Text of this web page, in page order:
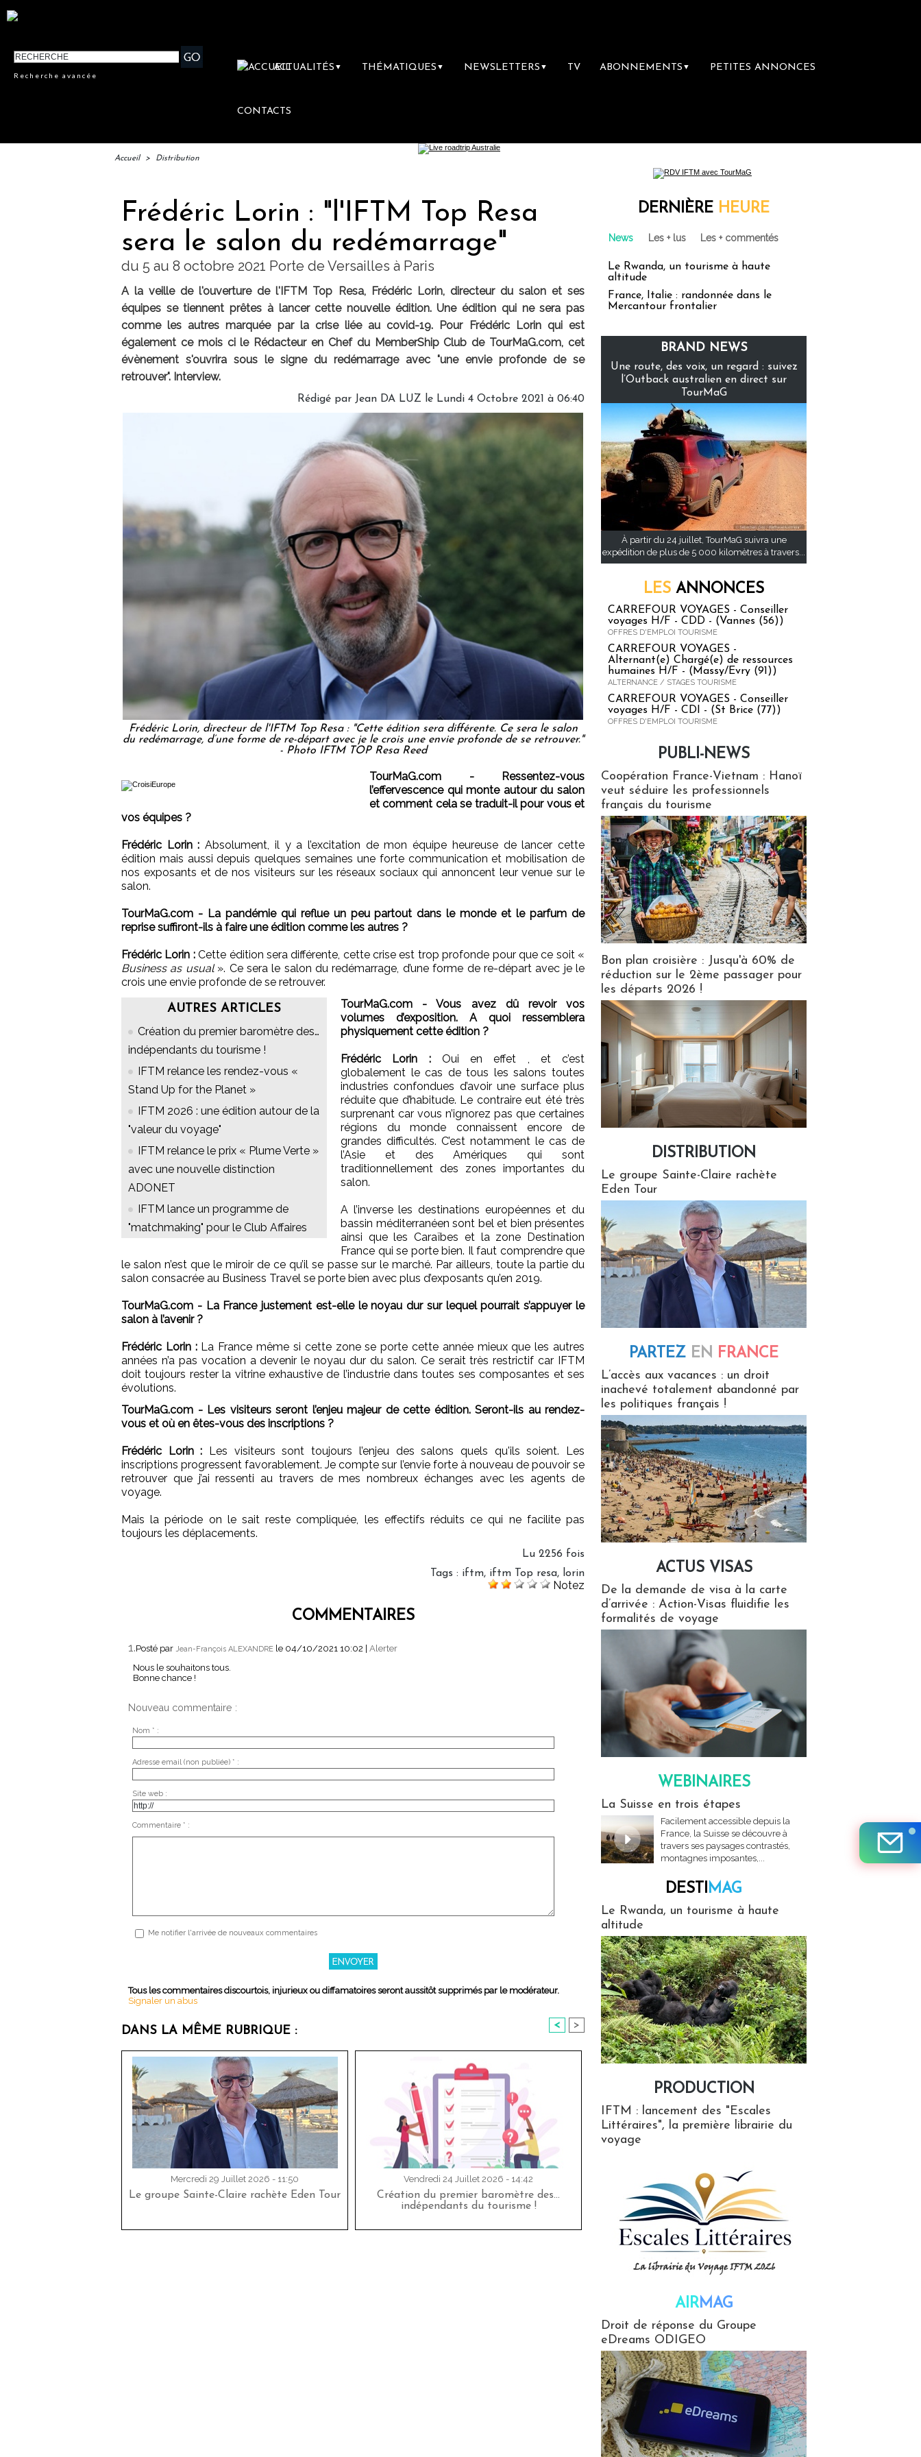
Recherche avancée
ACTUALITÉS ▼ THÉMATIQUES ▼ NEWSLETTERS ▼ TV ABONNEMENTS ▼ PETITES ANNONCES
CONTACTS
Accueil > Distribution
Frédéric Lorin : "l'IFTM Top Resa
sera le salon du redémarrage"
du 5 au 8 octobre 2021 Porte de Versailles à Paris
A la veille de l'ouverture de l'IFTM Top Resa, Frédéric Lorin, directeur du salon et ses
équipes se tiennent prêtes à lancer cette nouvelle édition. Une édition qui ne sera pas
comme les autres marquée par la crise liée au covid-19. Pour Frédéric Lorin qui est
également ce mois ci le Rédacteur en Chef du MemberShip Club de TourMaG.com, cet
évènement s'ouvrira sous le signe du redémarrage avec "une envie profonde de se
retrouver". Interview.
Rédigé par Jean DA LUZ le Lundi 4 Octobre 2021 à 06:40
Frédéric Lorin, directeur de l'IFTM Top Resa : "Cette édition sera différente. Ce sera le salon
du redémarrage, d’une forme de re-départ avec je le crois une envie profonde de se retrouver."
- Photo IFTM TOP Resa Reed
TourMaG.com - Ressentez-vous
l’effervescence qui monte autour du salon
et comment cela se traduit-il pour vous et
vos équipes ?
Frédéric Lorin : Absolument, il y a l’excitation de mon équipe heureuse de lancer cette
édition mais aussi depuis quelques semaines une forte communication et mobilisation de
nos exposants et de nos visiteurs sur les réseaux sociaux qui annoncent leur venue sur le
salon.
TourMaG.com - La pandémie qui reflue un peu partout dans le monde et le parfum de
reprise suffiront-ils à faire une édition comme les autres ?
Frédéric Lorin :Cette édition sera différente, cette crise est trop profonde pour que ce soit «
Business as usual». Ce sera le salon du redémarrage, d’une forme de re-départ avec je le
crois une envie profonde de se retrouver.
AUTRES ARTICLES
Création du premier baromètre des…
indépendants du tourisme !
IFTM relance les rendez-vous «
Stand Up for the Planet »
IFTM 2026 : une édition autour de la
"valeur du voyage"
IFTM relance le prix « Plume Verte »
avec une nouvelle distinction
ADONET
IFTM lance un programme de
"matchmaking" pour le Club Affaires
TourMaG.com - Vous avez dû revoir vos
volumes d’exposition. A quoi ressemblera
physiquement cette édition ?
Frédéric Lorin :Oui en effet , et c’est
globalement le cas de tous les salons toutes
industries confondues d’avoir une surface plus
réduite que d’habitude. Le contraire eut été très
surprenant car vous n’ignorez pas que certaines
régions du monde connaissent encore de
grandes difficultés. C’est notamment le cas de
l’Asie et des Amériques qui sont
traditionnellement des zones importantes du
salon.
A l’inverse les destinations européennes et du
bassin méditerranéen sont bel et bien présentes
ainsi que les Caraïbes et la zone Destination
France qui se porte bien. Il faut comprendre que
le salon n’est que le miroir de ce qu’il se passe sur le marché. Par ailleurs, toute la partie du
salon consacrée au Business Travel se porte bien avec plus d’exposants qu’en 2019.
TourMaG.com - La France justement est-elle le noyau dur sur lequel pourrait s’appuyer le
salon à l’avenir ?
Frédéric Lorin :La France même si cette zone se porte cette année mieux que les autres
années n’a pas vocation a devenir le noyau dur du salon. Ce serait très restrictif car IFTM
doit toujours rester la vitrine exhaustive de l’industrie dans toutes ses composantes et ses
évolutions.
TourMaG.com - Les visiteurs seront l’enjeu majeur de cette édition. Seront-ils au rendez-
vous et où en êtes-vous des inscriptions ?
Frédéric Lorin : Les visiteurs sont toujours l’enjeu des salons quels qu'ils soient. Les
inscriptions progressent favorablement. Je compte sur l’envie forte à nouveau de pouvoir se
retrouver que j’ai ressenti au travers de mes nombreux échanges avec les agents de
voyage.
Mais la période on le sait reste compliquée, les effectifs réduits ce qui ne facilite pas
toujours les déplacements.
Lu 2256 fois
Tags : iftm, iftm Top resa, lorin
Notez
COMMENTAIRES
1.Posté par Jean-François ALEXANDRE le 04/10/2021 10:02
Alerter
Nous le souhaitons tous.
Bonne chance !
Nouveau commentaire :
Nom * :
Adresse email (non publiée) * :
Site web :
Commentaire * :
Me notifier l'arrivée de nouveaux commentaires
Tous les commentaires discourtois, injurieux ou diffamatoires seront aussitôt supprimés par le modérateur.
Signaler un abus
DANS LA MÊME RUBRIQUE : < >
Mercredi 29 Juillet 2026 - 11:50
Le groupe Sainte-Claire rachète Eden Tour
Vendredi 24 Juillet 2026 - 14:42
Création du premier baromètre des…
indépendants du tourisme !
DERNIÈRE HEURE
News Les + lus Les + commentés
Le Rwanda, un tourisme à haute
altitude
France, Italie : randonnée dans le
Mercantour frontalier
BRAND NEWS
Une route, des voix, un regard : suivez
l’Outback australien en direct sur
TourMaG
À partir du 24 juillet, TourMaG suivra une
expédition de plus de 5 000 kilomètres à travers...
LES ANNONCES
CARREFOUR VOYAGES - Conseiller
voyages H/F - CDD - (Vannes (56))
OFFRES D'EMPLOI TOURISME
CARREFOUR VOYAGES -
Alternant(e) Chargé(e) de ressources
humaines H/F - (Massy/Evry (91))
ALTERNANCE / STAGES TOURISME
CARREFOUR VOYAGES - Conseiller
voyages H/F - CDI - (St Brice (77))
OFFRES D'EMPLOI TOURISME
PUBLI-NEWS
Coopération France-Vietnam : Hanoï
veut séduire les professionnels
français du tourisme
Bon plan croisière : Jusqu'à 60% de
réduction sur le 2ème passager pour
les départs 2026 !
DISTRIBUTION
Le groupe Sainte-Claire rachète
Eden Tour
PARTEZ EN FRANCE
L’accès aux vacances : un droit
inachevé totalement abandonné par
les politiques français !
ACTUS VISAS
De la demande de visa à la carte
d’arrivée : Action-Visas fluidifie les
formalités de voyage
WEBINAIRES
La Suisse en trois étapes
Facilement accessible depuis la
France, la Suisse se découvre à
travers ses paysages contrastés,
montagnes imposantes,...
DESTIMAG
Le Rwanda, un tourisme à haute
altitude
PRODUCTION
IFTM : lancement des "Escales
Littéraires", la première librairie du
voyage
AIRMAG
Droit de réponse du Groupe
eDreams ODIGEO